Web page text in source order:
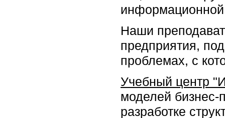
информационной
Наши
предприятия,
проблемах, с
Учебный центр
моделей
разработке